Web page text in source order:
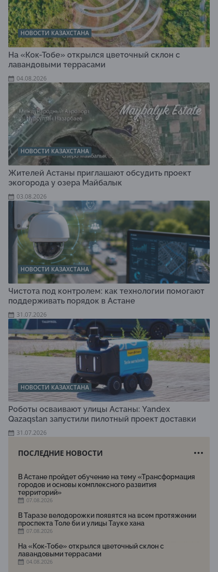
НОВОСТИ КАЗАХСТАНА
На «Кок-Тобе» открылся цветочный склон с
лавандовыми террасами
04.08.2026
НОВОСТИ КАЗАХСТАНА
Жителей Астаны приглашают обсудить проект
экогорода у озера Майбалык
03.08.2026
НОВОСТИ КАЗАХСТАНА
Чистота под контролем: как технологии помогают
поддерживать порядок в Астане
31.07.2026
НОВОСТИ КАЗАХСТАНА
Роботы осваивают улицы Астаны: Yandex
Qazaqstan запустили пилотный проект доставки
31.07.2026
ПОСЛЕДНИЕ НОВОСТИ
В Астане пройдет обучение на тему «Трансформация
городов и основы комплексного развития
территорий»
07.08.2026
В Таразе велодорожки появятся на всем протяжении
проспекта Толе би и улицы Тауке хана
07.08.2026
На «Кок-Тобе» открылся цветочный склон с
лавандовыми террасами
04.08.2026